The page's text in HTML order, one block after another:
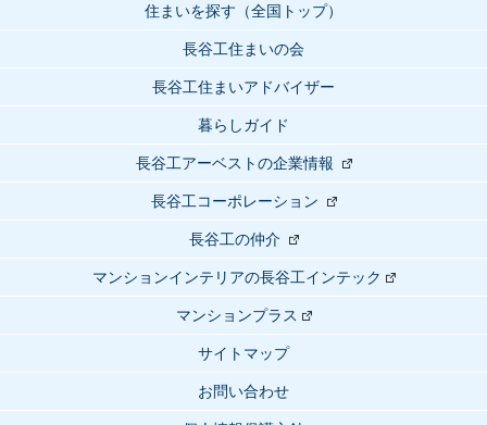
住まいを探す（全国トップ）
長谷工住まいの会
長谷工住まいアドバイザー
暮らしガイド
長谷工アーベストの企業情報
長谷工コーポレーション
長谷工の仲介
マンションインテリアの長谷工インテック
マンションプラス
サイトマップ
お問い合わせ